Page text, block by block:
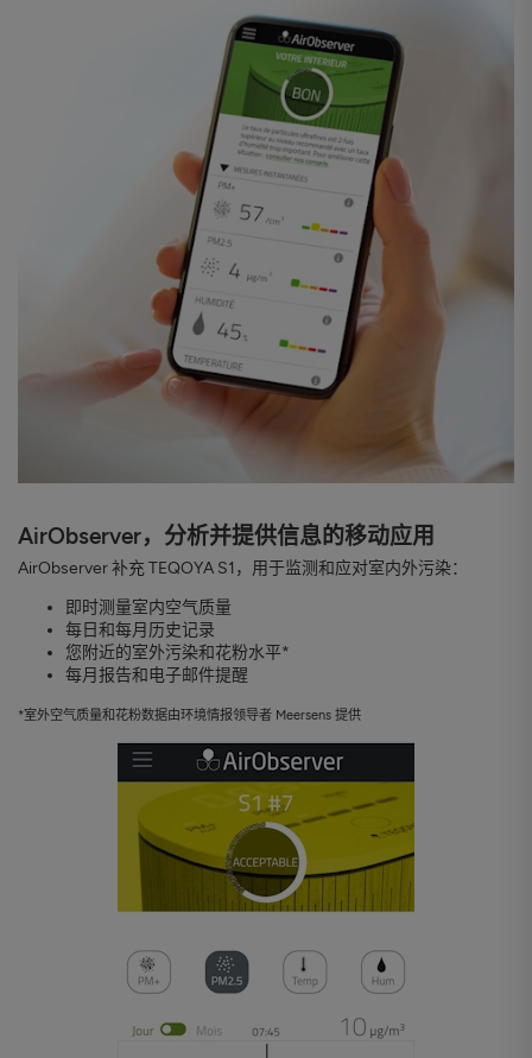
AirObserver，分析并提供信息的移动应用
AirObserver 补充 TEQOYA S1，用于监测和应对室内外污染：
即时测量室内空气质量
每日和每月历史记录
您附近的室外污染和花粉水平*
每月报告和电子邮件提醒
*室外空气质量和花粉数据由环境情报领导者 Meersens 提供